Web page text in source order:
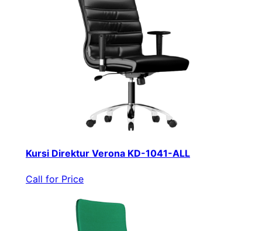
Kursi Direktur Verona KD-1041-ALL
Call for Price